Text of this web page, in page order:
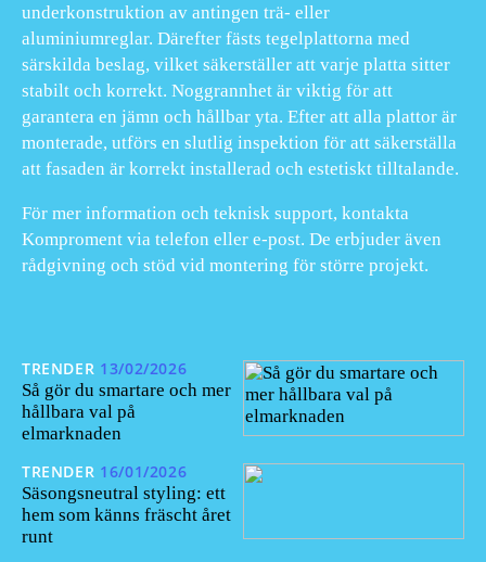
underkonstruktion av antingen trä- eller
aluminiumreglar. Därefter fästs tegelplattorna med
särskilda beslag, vilket säkerställer att varje platta sitter
stabilt och korrekt. Noggrannhet är viktig för att
garantera en jämn och hållbar yta. Efter att alla plattor är
monterade, utförs en slutlig inspektion för att säkerställa
att fasaden är korrekt installerad och estetiskt tilltalande.
För mer information och teknisk support, kontakta
Komproment via telefon eller e-post. De erbjuder även
rådgivning och stöd vid montering för större projekt.
TRENDER 13/02/2026
Så gör du smartare och mer
hållbara val på
elmarknaden
TRENDER 16/01/2026
Säsongsneutral styling: ett
hem som känns fräscht året
runt